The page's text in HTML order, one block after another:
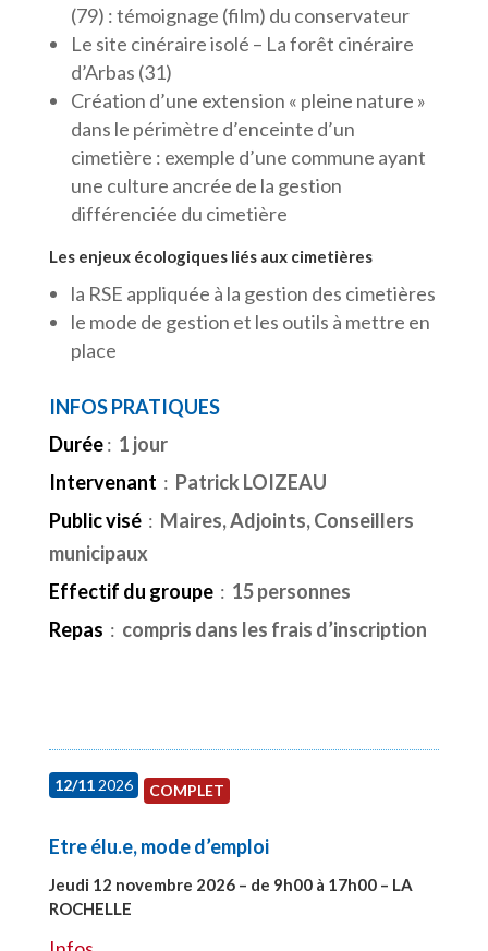
(79) : témoignage (film) du conservateur
Le site cinéraire isolé – La forêt cinéraire
d’Arbas (31)
Création d’une extension « pleine nature »
dans le périmètre d’enceinte d’un
cimetière : exemple d’une commune ayant
une culture ancrée de la gestion
différenciée du cimetière
Les enjeux écologiques liés aux cimetières
la RSE appliquée à la gestion des cimetières
le mode de gestion et les outils à mettre en
place
INFOS PRATIQUES
Durée: 1 jour
Intervenant : Patrick LOIZEAU
Public visé : Maires, Adjoints, Conseillers
municipaux
Effectif du groupe: 15 personnes
Repas : compris dans les frais d’inscription
12/112026 COMPLET
Etre élu.e, mode d’emploi
Jeudi 12 novembre 2026 – de 9h00 à 17h00 – LA
ROCHELLE